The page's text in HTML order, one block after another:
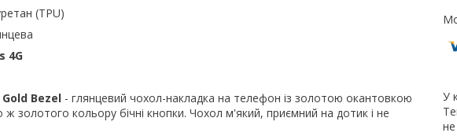
(TPU)
4G
Gold Bezel - глянцевий чохол-накладка на телефон із золотою окантовкою
золотого кольору бічні кнопки. Чохол м'який, приємний на дотик і не
У